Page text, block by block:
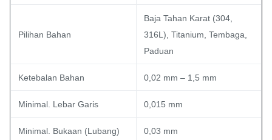
Pilihan Bahan
Baja Tahan Karat (304,
316L), Titanium, Tembaga,
Paduan
Ketebalan Bahan 0,02 mm – 1,5 mm
Minimal. Lebar Garis 0,015 mm
Minimal. Bukaan (Lubang) 0,03 mm